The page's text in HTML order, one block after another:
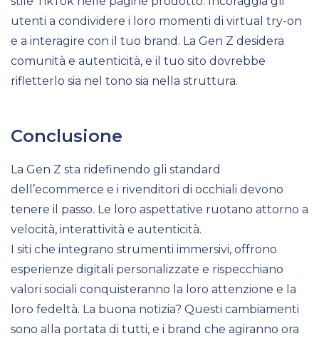
utenti a condividere i loro momenti di virtual try-on
e a interagire con il tuo brand. La Gen Z desidera
comunità e autenticità, e il tuo sito dovrebbe
rifletterlo sia nel tono sia nella struttura.
Conclusione
La Gen Z sta ridefinendo gli standard
dell’ecommerce e i rivenditori di occhiali devono
tenere il passo. Le loro aspettative ruotano attorno a
velocità, interattività e autenticità.
I siti che integrano strumenti immersivi, offrono
esperienze digitali personalizzate e rispecchiano
valori sociali conquisteranno la loro attenzione e la
loro fedeltà. La buona notizia? Questi cambiamenti
sono alla portata di tutti, e i brand che agiranno ora